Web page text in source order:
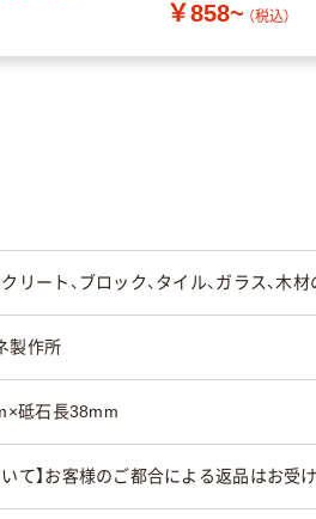
￥858~ （税込）
リート、ブロック、タイル、ガラス、木
製作所
砥石長38mm
いて】お客様のご都合による返品はお受